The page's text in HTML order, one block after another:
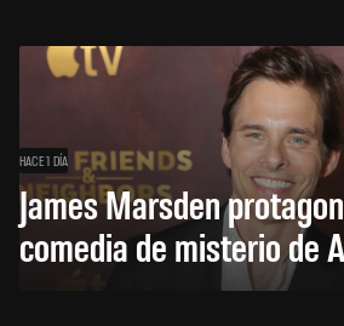
HACE 1 DÍA
James Marsden
comedia de misterio de